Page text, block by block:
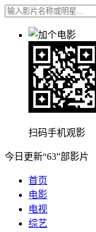
扫码手机观影
今日更新“63”部影片
首页
电影
电视
综艺